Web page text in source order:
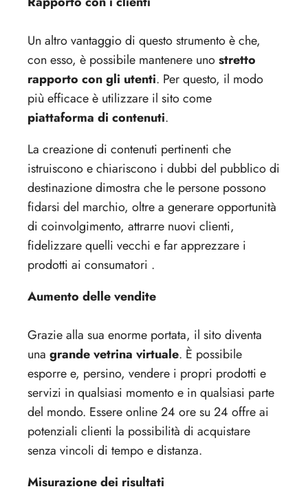
Un altro vantaggio di questo strumento è che,
con esso, è possibile mantenere unostretto
rapporto con gli utenti. Per questo, il modo
più efficace è utilizzare il sito come
piattaforma di contenuti.
La creazione di contenuti pertinenti che
istruiscono e chiariscono i dubbi del pubblico di
destinazione dimostra che le persone possono
fidarsi del marchio, oltre a generare opportunità
di coinvolgimento, attrarre nuovi clienti,
fidelizzare quelli vecchi e far apprezzare i
prodotti ai consumatori .
Aumento delle vendite
Grazie alla sua enorme portata, il sito diventa
una grande vetrina virtuale. È possibile
esporre e, persino, vendere i propri prodotti e
servizi in qualsiasi momento e in qualsiasi parte
del mondo. Essere online 24 ore su 24 offre ai
potenziali clienti la possibilità di acquistare
senza vincoli di tempo e distanza.
Misurazione dei risultati